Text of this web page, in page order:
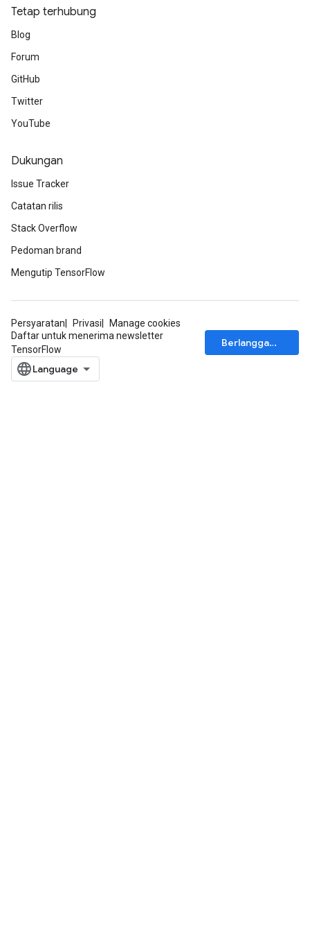
Tetap terhubung
Blog
Forum
GitHub
Twitter
YouTube
Dukungan
Issue Tracker
Catatan rilis
Stack Overflow
Pedoman brand
Mengutip TensorFlow
Persyaratan Privasi
Manage cookies
Daftar untuk menerima newsletter
TensorFlow
Berlangganan